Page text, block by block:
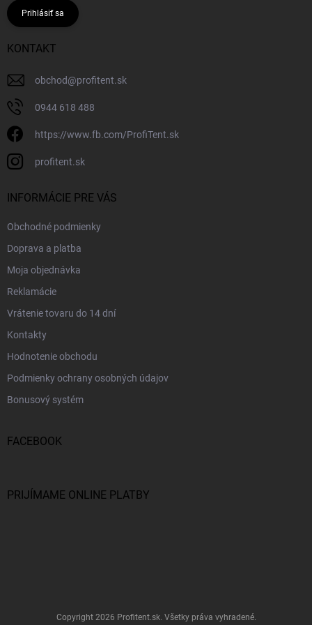
Prihlásiť sa
KONTAKT
obchod@profitent.sk
0944 618 488
https://www.fb.com/ProfiTent.sk
profitent.sk
INFORMÁCIE PRE VÁS
Obchodné podmienky
Doprava a platba
Moja objednávka
Reklamácie
Vrátenie tovaru do 14 dní
Kontakty
Hodnotenie obchodu
Podmienky ochrany osobných údajov
Bonusový systém
FACEBOOK
PRIJÍMAME ONLINE PLATBY
Copyright 2026 Profitent.sk. Všetky práva vyhradené.